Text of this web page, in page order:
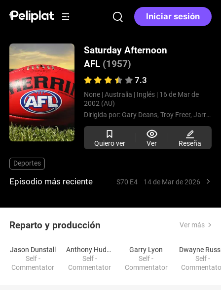
Iniciar sesión
Saturday Afternoon
AFL (1957)
7.3
None | Australia | Inglés | 16 de Mar de
2002 (AU)
Dirigida por: Gary Deans, Troy Freer, Jarrod Rathjen,
Quiero ver Ver Reseña
Deportes
Episodio más reciente S70 E4 14 de Mar de 2026
Reparto y producción Ver más
Jason Dunstall
Self -
Commentator
Anthony Hudson
Self -
Commentator
Garry Lyon
Self -
Commentator
Self -